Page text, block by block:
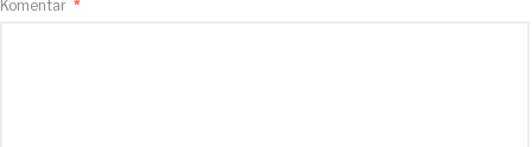
Komentar *